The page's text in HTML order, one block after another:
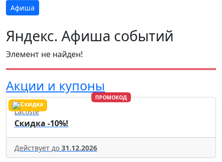
Афиша
Яндекс. Афиша событий
Элемент не найден!
Акции и купоны
ПРОМОКОД
Lacoste
Скидка -10%!
Действует до 31.12.2026